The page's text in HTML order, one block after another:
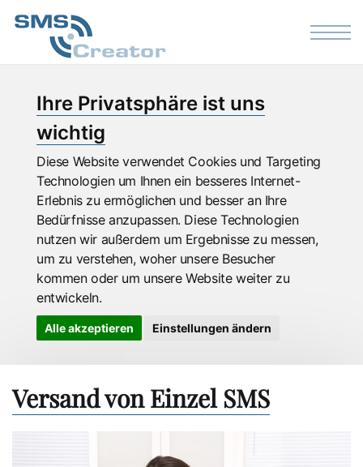
Ihre Privatsphäre ist uns
wichtig
Diese Website verwendet Cookies und Targeting
Technologien um Ihnen ein besseres Internet-
Erlebnis zu ermöglichen und besser an Ihre
Bedürfnisse anzupassen. Diese Technologien
nutzen wir außerdem um Ergebnisse zu messen,
um zu verstehen, woher unsere Besucher
kommen oder um unsere Website weiter zu
entwickeln.
Alle akzeptieren Einstellungen ändern
Versand von Einzel SMS